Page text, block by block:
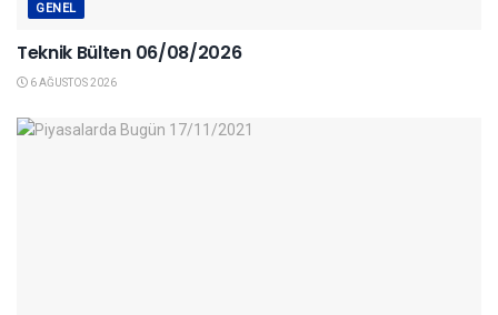
GENEL
Teknik Bülten 06/08/2026
6 AĞUSTOS 2026